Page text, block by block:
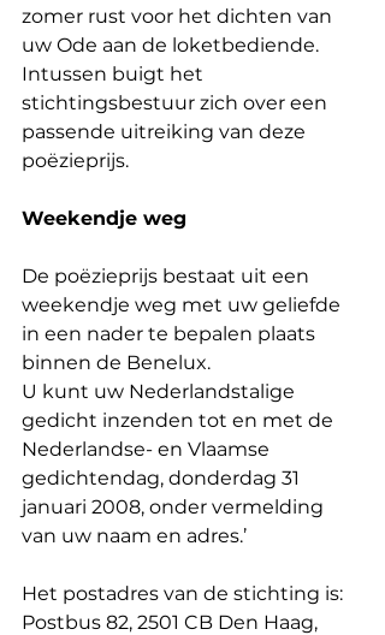
zomer rust voor het dichten van
uw Ode aan de loketbediende.
Intussen buigt het
stichtingsbestuur zich over een
passende uitreiking van deze
poëzieprijs.
Weekendje weg
De poëzieprijs bestaat uit een
weekendje weg met uw geliefde
in een nader te bepalen plaats
binnen de Benelux.
U kunt uw Nederlandstalige
gedicht inzenden tot en met de
Nederlandse- en Vlaamse
gedichtendag, donderdag 31
januari 2008, onder vermelding
van uw naam en adres.’
Het postadres van de stichting is:
Postbus 82, 2501 CB Den Haag,